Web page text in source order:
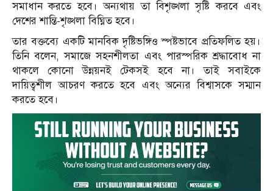
সমাধান করতে হবে। অন্যথায় তা বিশৃঙ্খলা সৃষ্টি করবে এবং
দেশের শান্তি-শৃঙ্খলা বিঘ্নিত হবে।
তার বক্তব্যে একটি মানবিক দৃষ্টিভঙ্গিও স্পষ্টভাবে প্রতিফলিত হয়।
তিনি বলেন, সমাজে সহনশীলতা এবং পারস্পরিক শ্রদ্ধাবোধ না
থাকলে কোনো উন্নয়নই টেকসই হবে না। তাই সবাইকে
দায়িত্বশীল আচরণ করতে হবে এবং অন্যের বিশ্বাসকে সম্মান
করতে হবে।